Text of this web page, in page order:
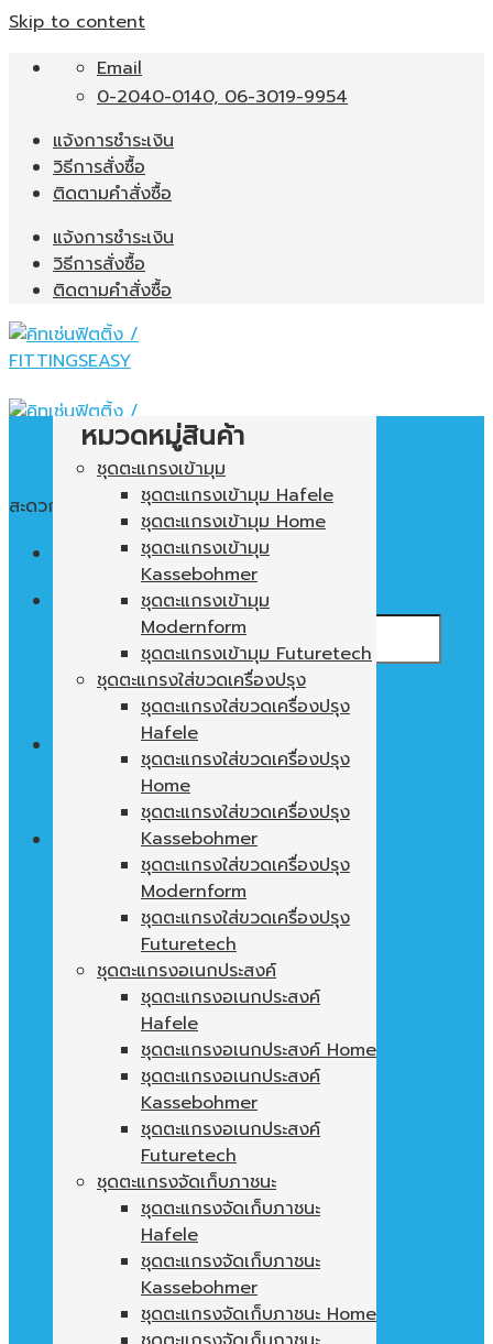
Skip to content
Email
0-2040-0140, 06-3019-9954
แจ้งการชำระเงิน
วิธีการสั่งซื้อ
ติดตามคำสั่งซื้อ
แจ้งการชำระเงิน
วิธีการสั่งซื้อ
ติดตามคำสั่งซื้อ
สะดวก ใช้งานง่าย พื้นที่ในตู้ไม่เปล่าประโยชน์
ไม่มีสินค้าในตะกร้า
ตะกร้าสินค้า
ไม่มีสินค้าในตะกร้า
หมวดหมู่สินค้า
ชุดตะแกรงเข้ามุม
ชุดตะแกรงเข้ามุม Hafele
ชุดตะแกรงเข้ามุม Home
ชุดตะแกรงเข้ามุม
Kassebohmer
ชุดตะแกรงเข้ามุม
Modernform
ชุดตะแกรงเข้ามุม Futuretech
ชุดตะแกรงใส่ขวดเครื่องปรุง
ชุดตะแกรงใส่ขวดเครื่องปรุง
Hafele
ชุดตะแกรงใส่ขวดเครื่องปรุง
Home
ชุดตะแกรงใส่ขวดเครื่องปรุง
Kassebohmer
ชุดตะแกรงใส่ขวดเครื่องปรุง
Modernform
ชุดตะแกรงใส่ขวดเครื่องปรุง
Futuretech
ชุดตะแกรงอเนกประสงค์
ชุดตะแกรงอเนกประสงค์
Hafele
ชุดตะแกรงอเนกประสงค์ Home
ชุดตะแกรงอเนกประสงค์
Kassebohmer
ชุดตะแกรงอเนกประสงค์
Futuretech
ชุดตะแกรงจัดเก็บภาชนะ
ชุดตะแกรงจัดเก็บภาชนะ
Hafele
ชุดตะแกรงจัดเก็บภาชนะ
Kassebohmer
ชุดตะแกรงจัดเก็บภาชนะ Home